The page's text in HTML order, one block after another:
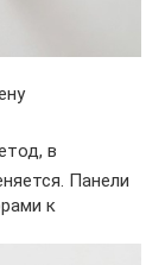
в
Панели
к